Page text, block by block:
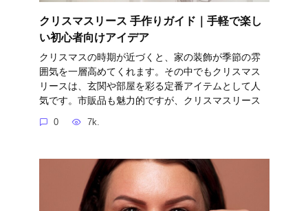
クリスマスリース 手作りガイド｜手軽で楽し
い初心者向けアイデア
クリスマスの時期が近づくと、家の装飾が季節の雰
囲気を一層高めてくれます。その中でもクリスマス
リースは、玄関や部屋を彩る定番アイテムとして人
気です。市販品も魅力的ですが、クリスマスリース
0 7k.